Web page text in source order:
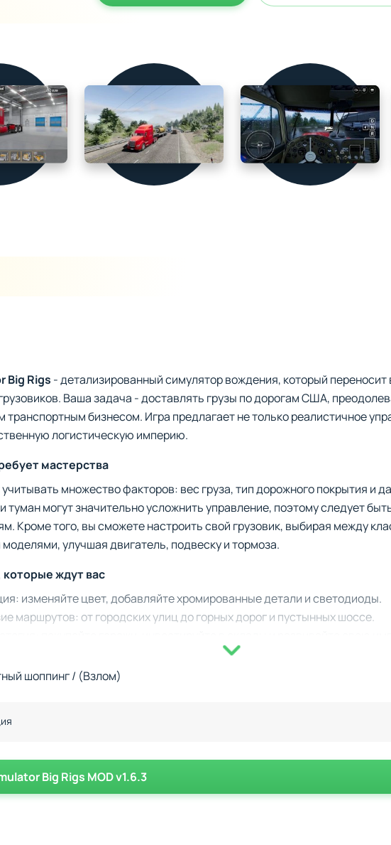
Big Rigs - детализированный симулятор вождения, который
Ваша задача - доставлять грузы по дорогам США,
транспортным бизнесом. Игра предлагает не только реалистичное
логистическую империю.
мастерства
множество факторов: вес груза, тип дорожного покрытия и
туман могут значительно усложнить управление, поэтому следует
Кроме того, вы сможете настроить свой грузовик, выбирая между
улучшая двигатель, подвеску и тормоза.
ждут вас
изменяйте цвет, добавляйте хромированные детали и светодиоды.
маршрутов: от городских улиц до горных дорог и пустынных шоссе.
опыт: динамическая смена дня и ночи, реалистичные звуки и
Big Rigs - это не просто симулятор вождения, но и игра, где вам
ли вы стать королем дорог?
шоппинг / (Взлом)
Big Rigs MOD v1.6.3